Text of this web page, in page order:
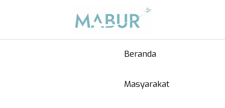
Beranda
Masyarakat